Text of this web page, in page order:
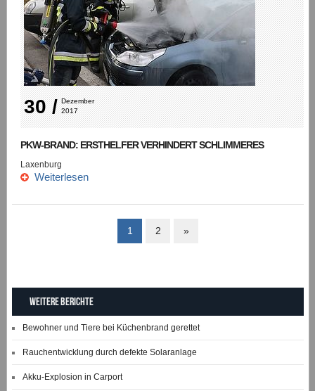
30 / Dezember
2017
PKW-BRAND: ERSTHELFER VERHINDERT SCHLIMMERES
Laxenburg
Weiterlesen
1 2 »
Weitere Berichte
Bewohner und Tiere bei Küchenbrand gerettet
Rauchentwicklung durch defekte Solaranlage
Akku-Explosion in Carport